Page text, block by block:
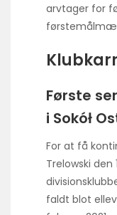
arvtager for
Første
i Sokół
For at få
Trelowski den
faldt blot